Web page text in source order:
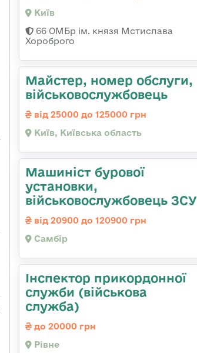
Київ
66 ОМБр ім. князя Мстислава
Хороброго
Майстер, номер обслуги,
військовослужбовець
від 25000 до 125000 грн
Київ, Київська область
Машиніст бурової
установки,
військовослужбовець ЗСУ
від 20900 до 120900 грн
Самбір
Інспектор прикордонної
служби (військова
служба)
до 20000 грн
Рівне